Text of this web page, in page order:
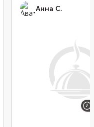
Анна С.